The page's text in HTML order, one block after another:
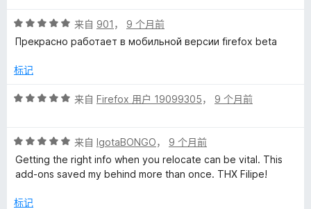
t
e
e
b
P
/
5
评
分
/
来自 901 ， 9 个月前
Прекрасно работает в мобильной версии firefox beta
标记
评
/
5
来自 Firefox 用户 19099305， 9 个月前
评
分
5
5
来自 IgotaBONGO， 9 个月前
Getting the right info when you relocate can be vital. This
add-ons saved my behind more than once. THX Filipe!
标记